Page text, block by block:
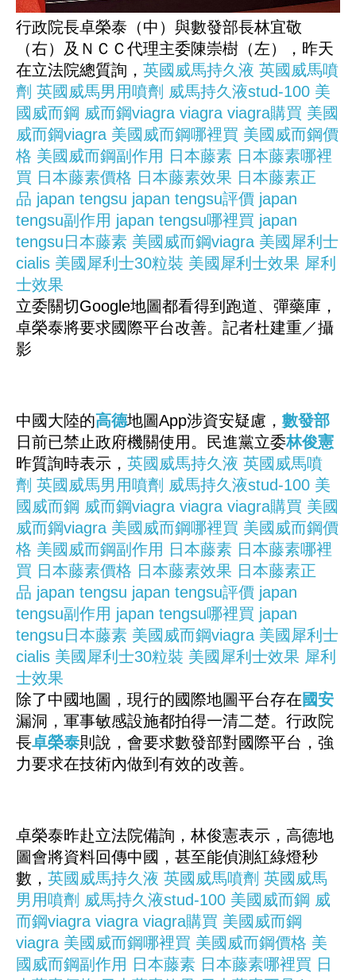
行政院長卓榮泰（中）與數發部長林宜敬
（右）及ＮＣＣ代理主委陳崇樹（左），昨天
在立法院總質詢， 英國威馬持久液 英國威馬噴
劑 英國威馬男用噴劑 威馬持久液stud-100 美
國威而鋼 威而鋼viagra viagra viagra購買 美國
威而鋼viagra 美國威而鋼哪裡買 美國威而鋼價
格 美國威而鋼副作用 日本藤素 日本藤素哪裡
買 日本藤素價格 日本藤素效果 日本藤素正
品 japan tengsu japan tengsu評價 japan
tengsu副作用 japan tengsu哪裡買 japan
tengsu日本藤素 美國威而鋼viagra 美國犀利士
cialis 美國犀利士30粒裝 美國犀利士效果 犀利
士效果
立委關切Google地圖都看得到跑道、彈藥庫，
卓榮泰將要求國際平台改善。記者杜建重／攝
影
中國大陸的高德地圖App涉資安疑慮， 數發部
日前已禁止政府機關使用。民進黨立委林俊憲
昨質詢時表示， 英國威馬持久液 英國威馬噴
劑 英國威馬男用噴劑 威馬持久液stud-100 美
國威而鋼 威而鋼viagra viagra viagra購買 美國
威而鋼viagra 美國威而鋼哪裡買 美國威而鋼價
格 美國威而鋼副作用 日本藤素 日本藤素哪裡
買 日本藤素價格 日本藤素效果 日本藤素正
品 japan tengsu japan tengsu評價 japan
tengsu副作用 japan tengsu哪裡買 japan
tengsu日本藤素 美國威而鋼viagra 美國犀利士
cialis 美國犀利士30粒裝 美國犀利士效果 犀利
士效果
除了中國地圖，現行的國際地圖平台存在國安
漏洞，軍事敏感設施都拍得一清二楚。行政院
長卓榮泰則說，會要求數發部對國際平台，強
力要求在技術內做到有效的改善。
卓榮泰昨赴立法院備詢，林俊憲表示，高德地
圖會將資料回傳中國，甚至能偵測紅綠燈秒
數， 英國威馬持久液 英國威馬噴劑 英國威馬
男用噴劑 威馬持久液stud-100 美國威而鋼 威
而鋼viagra viagra viagra購買 美國威而鋼
viagra 美國威而鋼哪裡買 美國威而鋼價格 美
國威而鋼副作用 日本藤素 日本藤素哪裡買 日